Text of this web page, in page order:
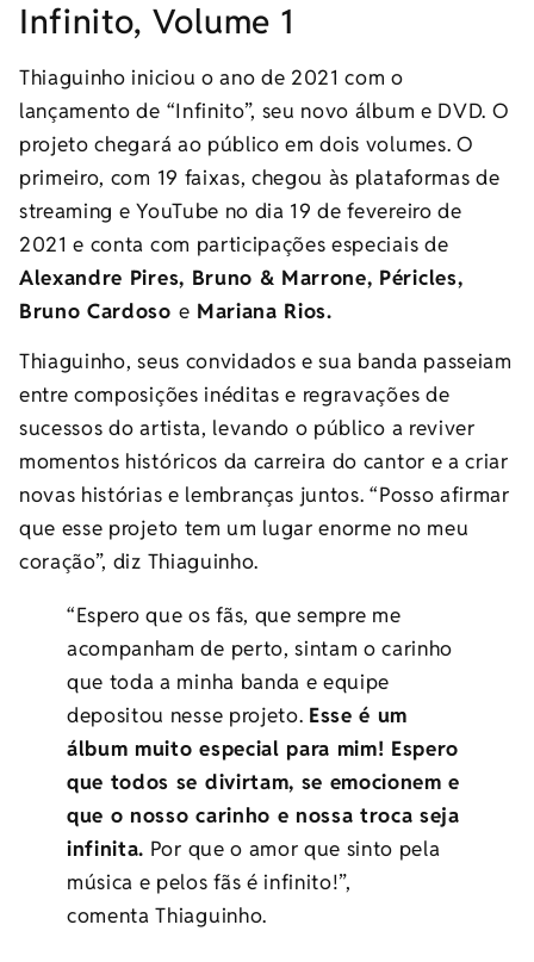
Infinito, Volume 1
Thiaguinho iniciou o ano de 2021 com o
lançamento de “Infinito”, seu novo álbum e DVD. O
projeto chegará ao público em dois volumes. O
primeiro, com 19 faixas, chegou às plataformas de
streaming e YouTube no dia 19 de fevereiro de
2021 e conta com participações especiais de
Alexandre Pires, Bruno & Marrone, Péricles,
Bruno Cardoso e Mariana Rios.
Thiaguinho, seus convidados e sua banda passeiam
entre composições inéditas e regravações de
sucessos do artista, levando o público a reviver
momentos históricos da carreira do cantor e a criar
novas histórias e lembranças juntos. “Posso afirmar
que esse projeto tem um lugar enorme no meu
coração”, diz Thiaguinho.
“Espero que os fãs, que sempre me
acompanham de perto, sintam o carinho
que toda a minha banda e equipe
depositou nesse projeto. Esse é um
álbum muito especial para mim! Espero
que todos se divirtam, se emocionem e
que o nosso carinho e nossa troca seja
infinita. Por que o amor que sinto pela
música e pelos fãs é infinito!”,
comenta Thiaguinho.